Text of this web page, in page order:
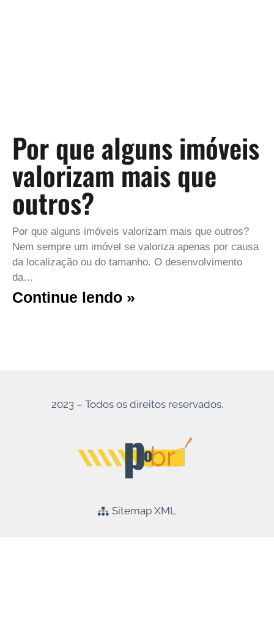
Por que alguns imóveis
valorizam mais que
outros?
Por que alguns imóveis valorizam mais que outros?
Nem sempre um imóvel se valoriza apenas por causa
da localização ou do tamanho. O desenvolvimento
da…
Continue lendo »
2023 – Todos os direitos reservados.
Sitemap XML